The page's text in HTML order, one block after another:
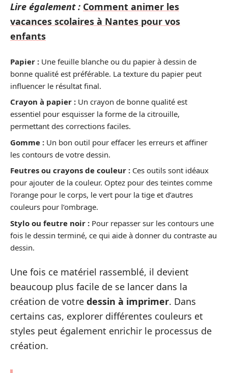
Lire également : Comment animer les
vacances scolaires à Nantes pour vos
enfants
Papier : Une feuille blanche ou du papier à dessin de
bonne qualité est préférable. La texture du papier peut
influencer le résultat final.
Crayon à papier : Un crayon de bonne qualité est
essentiel pour esquisser la forme de la citrouille,
permettant des corrections faciles.
Gomme : Un bon outil pour effacer les erreurs et affiner
les contours de votre dessin.
Feutres ou crayons de couleur : Ces outils sont idéaux
pour ajouter de la couleur. Optez pour des teintes comme
l’orange pour le corps, le vert pour la tige et d’autres
couleurs pour l’ombrage.
Stylo ou feutre noir : Pour repasser sur les contours une
fois le dessin terminé, ce qui aide à donner du contraste au
dessin.
Une fois ce matériel rassemblé, il devient
beaucoup plus facile de se lancer dans la
création de votre dessin à imprimer. Dans
certains cas, explorer différentes couleurs et
styles peut également enrichir le processus de
création.